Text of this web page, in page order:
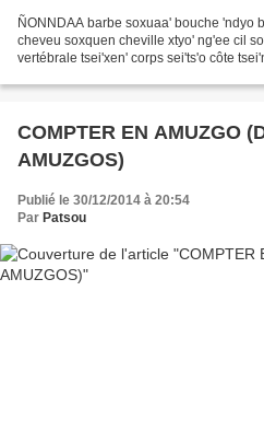
ÑONNDAA barbe soxuaa' bouche 'ndyo
cheveu soxquen cheville xtyo' ng'ee cil
vertébrale tsei'xen' corps sei'ts'o côte
COMPTER EN AMUZGO
AMUZGOS)
Publié le 30/12/2014 à 20:54
Par Patsou